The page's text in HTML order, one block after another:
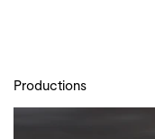
Productions